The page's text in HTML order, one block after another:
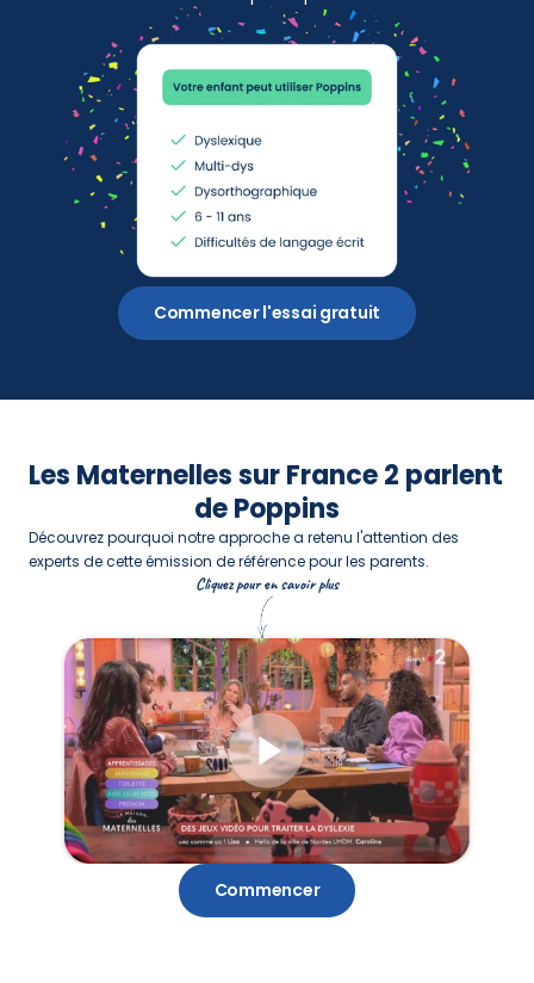
Commencer l'essai gratuit
Les Maternelles sur France 2 parlent
de Poppins
Découvrez pourquoi notre approche a retenu l'attention des
experts de cette émission de référence pour les parents.
Cliquez pour en savoir plus
Commencer